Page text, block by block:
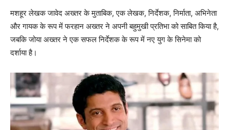
मशहूर लेखक जावेद अख्‍तर के मुताबिक, एक लेखक, निर्देशक, निर्माता, अभिनेता
और गायक के रूप में फरहान अख्‍तर ने अपनी बहुमुखी प्रतिभा को साबित किया है,
जबकि जोया अख्‍तर ने एक सफल निर्देशक के रूप में नए युग के सिनेमा को
दर्शाया है।